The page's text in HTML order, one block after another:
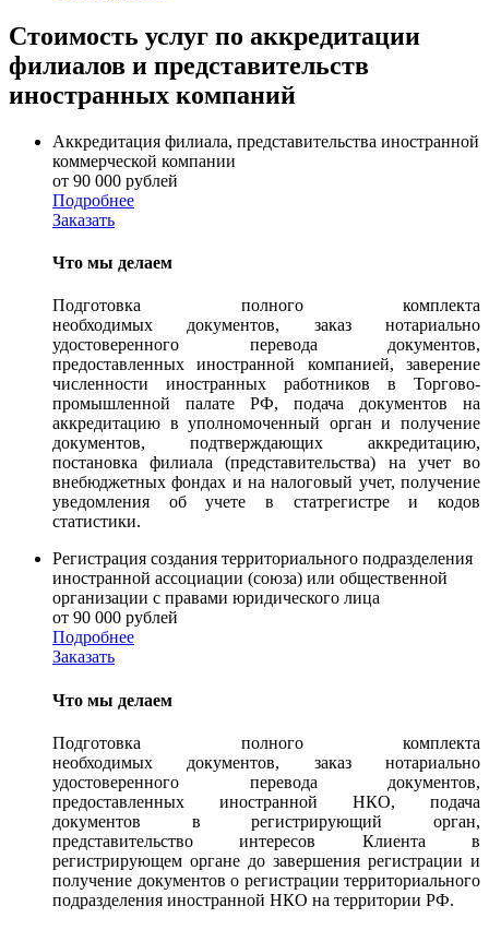
Стоимость услуг по аккредитации
филиалов и представительств
иностранных компаний
Аккредитация филиала, представительства иностранной
коммерческой компании
от 90 000 рублей
Подробнее
Заказать
Что мы делаем
Подготовка полного комплекта
необходимых документов, заказ нотариально
удостоверенного перевода документов,
предоставленных иностранной компанией, заверение
численности иностранных работников в Торгово-
промышленной палате РФ, подача документов на
аккредитацию в уполномоченный орган и получение
документов, подтверждающих аккредитацию,
постановка филиала (представительства) на учет во
внебюджетных фондах и на налоговый учет, получение
уведомления об учете в статрегистре и кодов
статистики.
Регистрация создания территориального подразделения
иностранной ассоциации (союза) или общественной
организации с правами юридического лица
от 90 000 рублей
Подробнее
Заказать
Что мы делаем
Подготовка полного комплекта
необходимых документов, заказ нотариально
удостоверенного перевода документов,
предоставленных иностранной НКО, подача
документов в регистрирующий орган,
представительство интересов Клиента в
регистрирующем органе до завершения регистрации и
получение документов о регистрации территориального
подразделения иностранной НКО на территории РФ.